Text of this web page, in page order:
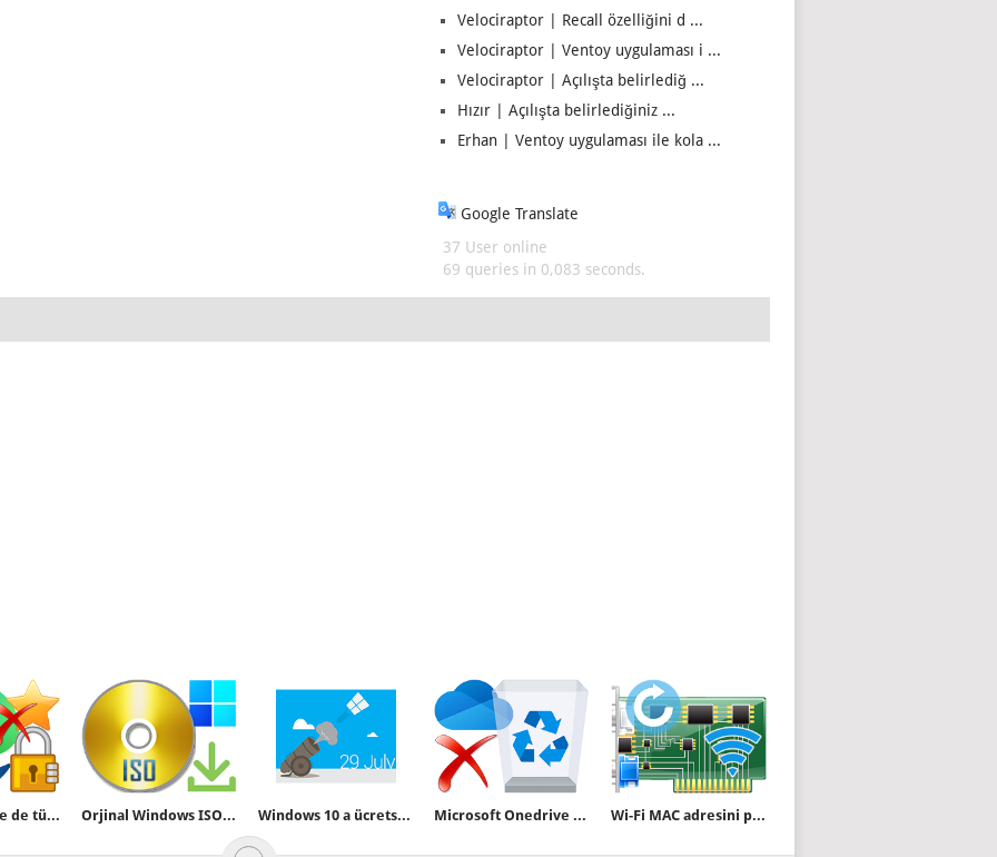
Velociraptor | Recall özelliğini d ...
Velociraptor | Ventoy uygulaması i ...
Velociraptor | Açılışta belirlediğ ...
Hızır | Açılışta belirlediğiniz ...
Erhan | Ventoy uygulaması ile kola ...
Google Translate
37 User online
69 queries in 0,083 seconds.
Microsoft Edge de tüm favoriler nasıl silinir Orjinal Windows ISO dosyası indirme yazılımı Windows 10 a ücretsiz yükseltme fırsatı devam ediyor Microsoft Onedrive i devredışı bırakalım Wi-Fi MAC adresini programsız değiştirin